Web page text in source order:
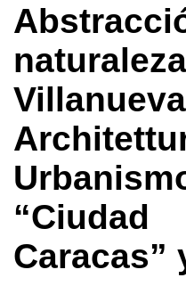
Caracas”